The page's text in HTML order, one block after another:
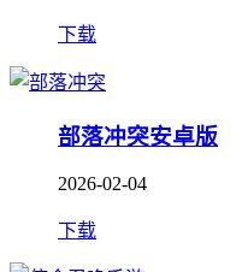
下载
部落冲突安卓版
2026-02-04
下载